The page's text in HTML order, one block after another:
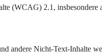
(WCAG) 2.1, insbesondere
andere Nicht-Text-Inhalte